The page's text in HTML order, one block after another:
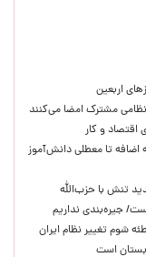
اربعین
نظامی مشترک امضا می‌کنند
اقتصاد و کار
تا معطلی دانش‌آموز
تنش با حزب‌الله
جیره‌بندی نداریم
شوم تغییر نظام ایران
است